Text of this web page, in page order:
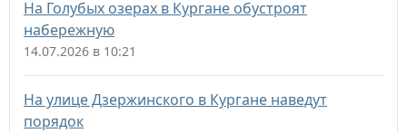
На Голубых озерах в Кургане обустроят
набережную
14.07.2026 в 10:21
На улице Дзержинского в Кургане наведут
порядок